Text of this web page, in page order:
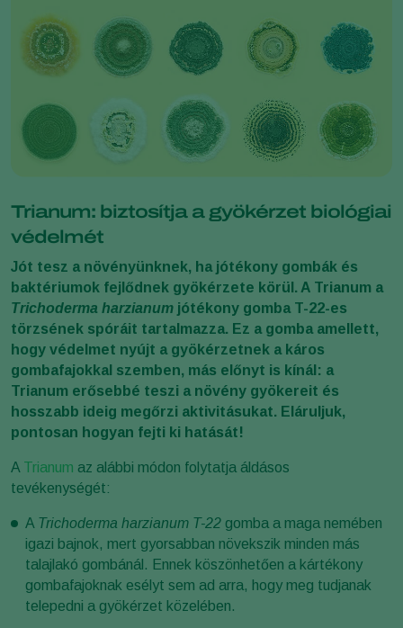
Trianum: biztosítja a gyökérzet biológiai
védelmét
Jót tesz a növényünknek, ha jótékony gombák és
baktériumok fejlődnek gyökérzete körül. A Trianum a
Trichoderma harzianum jótékony gomba T-22-es
törzsének spóráit tartalmazza. Ez a gomba amellett,
hogy védelmet nyújt a gyökérzetnek a káros
gombafajokkal szemben, más előnyt is kínál: a
Trianum erősebbé teszi a növény gyökereit és
hosszabb ideig megőrzi aktivitásukat. Eláruljuk,
pontosan hogyan fejti ki hatását!
A Trianum az alábbi módon folytatja áldásos
tevékenységét:
A Trichoderma harzianum T-22 gomba a maga nemében
igazi bajnok, mert gyorsabban növekszik minden más
talajlakó gombánál. Ennek köszönhetően a kártékony
gombafajoknak esélyt sem ad arra, hogy meg tudjanak
telepedni a gyökérzet közelében.